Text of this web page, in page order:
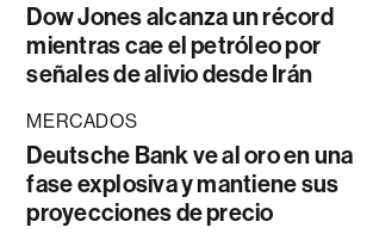
Dow Jones alcanza un récord
mientras cae el petróleo por
señales de alivio desde Irán
MERCADOS
Deutsche Bank ve al oro en una
fase explosiva y mantiene sus
proyecciones de precio